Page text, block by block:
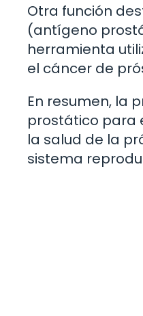
Otra función
(antígeno
herramienta
el cáncer de
En resumen, la
prostático para
la salud de la
sistema